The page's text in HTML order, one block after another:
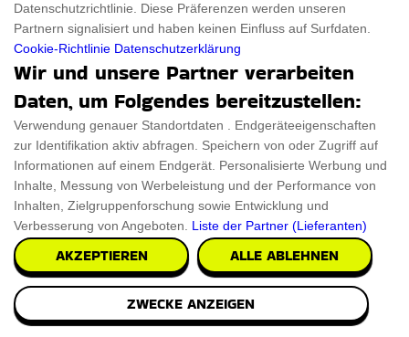
Tragbarer Sofortbilddrucker
Holen Sie sich Sofortabzüge von Ihren schönsten
Datenschutzrichtlinie. Diese Präferenzen werden unseren
Partnern signalisiert und haben keinen Einfluss auf Surfdaten.
Cookie-Richtlinie Datenschutzerklärung
Wir und unsere Partner verarbeiten
Daten, um Folgendes bereitzustellen:
Verwendung genauer Standortdaten . Endgeräteeigenschaften
zur Identifikation aktiv abfragen. Speichern von oder Zugriff auf
Informationen auf einem Endgerät. Personalisierte Werbung und
Inhalte, Messung von Werbeleistung und der Performance von
Inhalten, Zielgruppenforschung sowie Entwicklung und
Verbesserung von Angeboten. Liste der Partner (Lieferanten)
AKZEPTIEREN ALLE ABLEHNEN
ZWECKE ANZEIGEN